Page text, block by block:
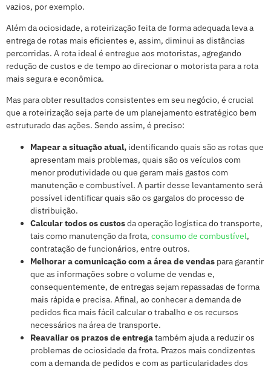
vazios, por exemplo.
Além da ociosidade, a roteirização feita de forma adequada leva a
entrega de rotas mais eficientes e, assim, diminui as distâncias
percorridas. A rota ideal é entregue aos motoristas, agregando
redução de custos e de tempo ao direcionar o motorista para a rota
mais segura e econômica.
Mas para obter resultados consistentes em seu negócio, é crucial
que a roteirização seja parte de um planejamento estratégico bem
estruturado das ações. Sendo assim, é preciso:
Mapear a situação atual, identificando quais são as rotas que
apresentam mais problemas, quais são os veículos com
menor produtividade ou que geram mais gastos com
manutenção e combustível. A partir desse levantamento será
possível identificar quais são os gargalos do processo de
distribuição.
Calcular todos os custosda operação logística do transporte,
tais como manutenção da frota, consumo de combustível,
contratação de funcionários, entre outros.
Melhorar a comunicação com a área de vendas para garantir
que as informações sobre o volume de vendas e,
consequentemente, de entregas sejam repassadas de forma
mais rápida e precisa. Afinal, ao conhecer a demanda de
pedidos fica mais fácil calcular o trabalho e os recursos
necessários na área de transporte.
Reavaliar os prazos de entregatambém ajuda a reduzir os
problemas de ociosidade da frota. Prazos mais condizentes
com a demanda de pedidos e com as particularidades dos